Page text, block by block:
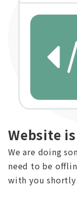
Website
We are doing
need to be
with you